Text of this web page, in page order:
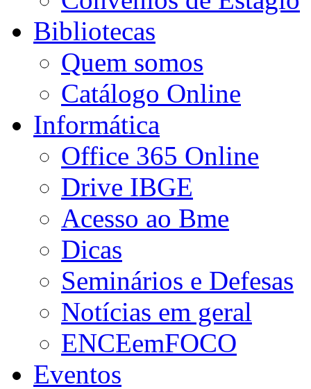
Bibliotecas
Quem somos
Catálogo Online
Informática
Office 365 Online
Drive IBGE
Acesso ao Bme
Dicas
Seminários e Defesas
Notícias em geral
ENCEemFOCO
Eventos